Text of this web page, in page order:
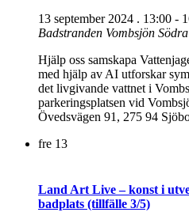
13 september 2024 . 13:00 -
Badstranden Vombsjön
Hjälp oss samskapa
med hjälp av AI utforskar
det livgivande vattnet i
parkeringsplatsen vid
Övedsvägen 91, 275 94
fre 13
Land Art Live – konst i
badplats (tillfälle 3/5)